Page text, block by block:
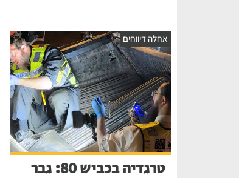
אחלה דיווחים
טרגדיה בכביש 80: גבר